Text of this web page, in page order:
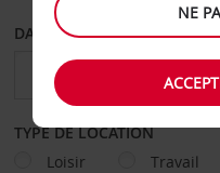
DATE DE DÉPART
TYPE DE LOCATION
Loisir
Travail
NE